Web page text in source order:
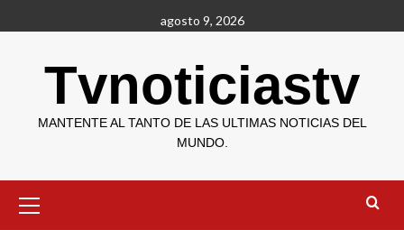
al
agosto 9, 2026
Tvnoticiastv
MANTENTE AL TANTO DE LAS ULTIMAS NOTICIAS DEL
MUNDO.
primario